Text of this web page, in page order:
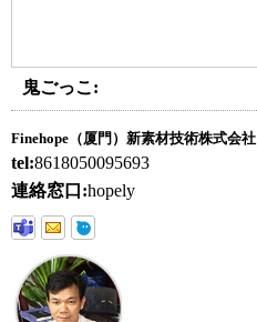
鬼ごっこ:
Finehope（厦門）新素材技術株式会社
tel:8618050095693
連絡窓口:hopely